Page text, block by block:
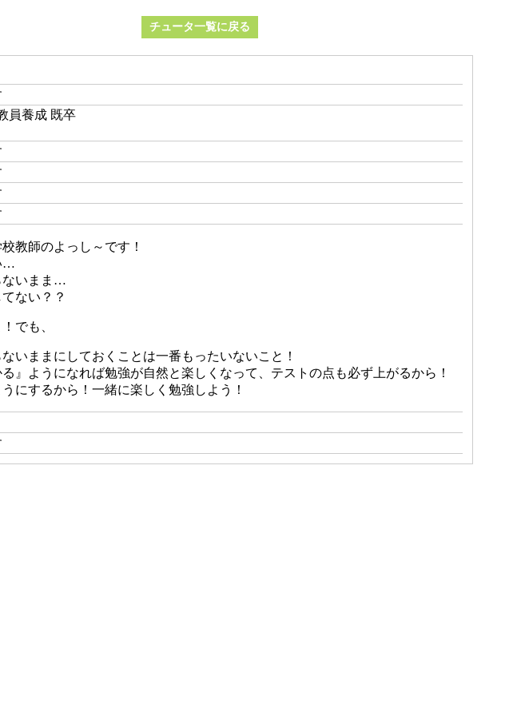
チュータ一覧に戻る
員養成 既卒
教師のよっし～です！
…
ないまま…
ない？？
でも、
いままにしておくことは一番もったいないこと！
る』ようになれば勉強が自然と楽しくなって、テストの点も必ず上がるから！
にするから！一緒に楽しく勉強しよう！